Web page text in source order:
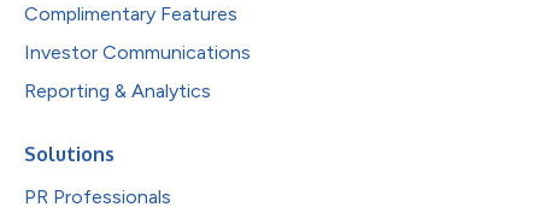
Complimentary Features
Investor Communications
Reporting & Analytics
Solutions
PR Professionals